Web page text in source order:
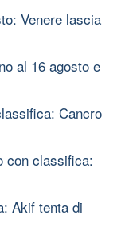
Venere lascia
al 16 agosto e
Cancro
con classifica:
Akif tenta di